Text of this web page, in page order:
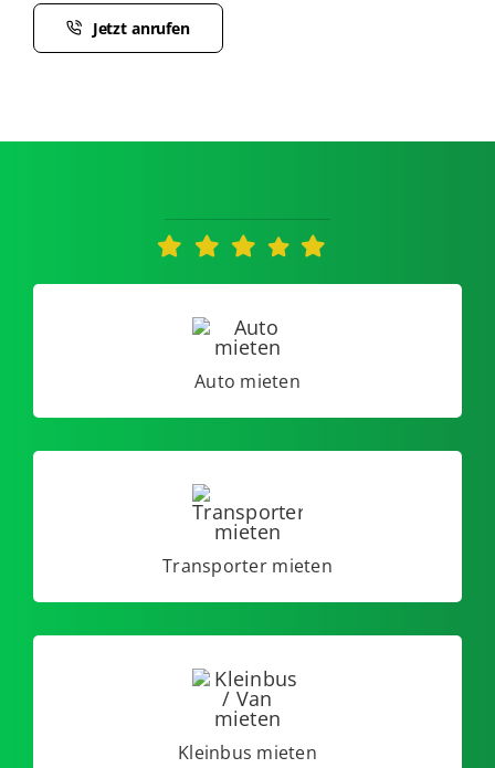
Jetzt anrufen
Auto mieten
Transporter mieten
Kleinbus mieten